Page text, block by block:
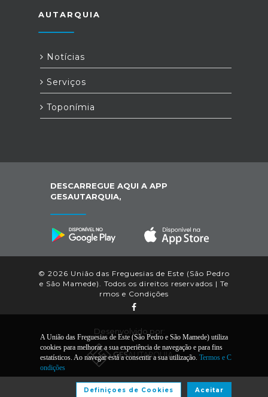
AUTARQUIA
Notícias
Serviços
Toponímia
DESCARREGUE AQUI A APP
GESAUTARQUIA,
© 2026 União das Freguesias de Este (São Pedro
e São Mamede). Todos os direitos reservados | Te
rmos e Condições
Desenvolvido por:
A União das Freguesias de Este (São Pedro e São Mamede) utiliza
cookies para melhorar a sua experiência de navegação e para fins
estatísticos. Ao navegar está a consentir a sua utilização. Termos e C
ondições
Aceitar
Definiçoes de Cookies